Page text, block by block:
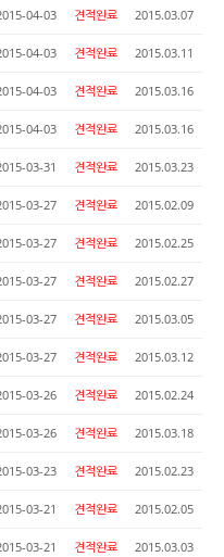
04-03 견적완료 2015.03.07
04-03 견적완료 2015.03.11
04-03 견적완료 2015.03.16
04-03 견적완료 2015.03.16
03-31 견적완료 2015.03.23
03-27 견적완료 2015.02.09
03-27 견적완료 2015.02.25
03-27 견적완료 2015.02.27
03-27 견적완료 2015.03.05
03-27 견적완료 2015.03.12
03-26 견적완료 2015.02.24
03-26 견적완료 2015.03.18
03-23 견적완료 2015.02.23
03-21 견적완료 2015.02.05
03-21 견적완료 2015.03.03